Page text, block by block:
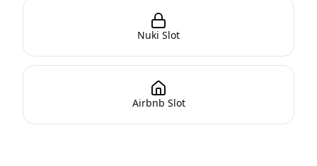
Nuki Slot
Airbnb Slot